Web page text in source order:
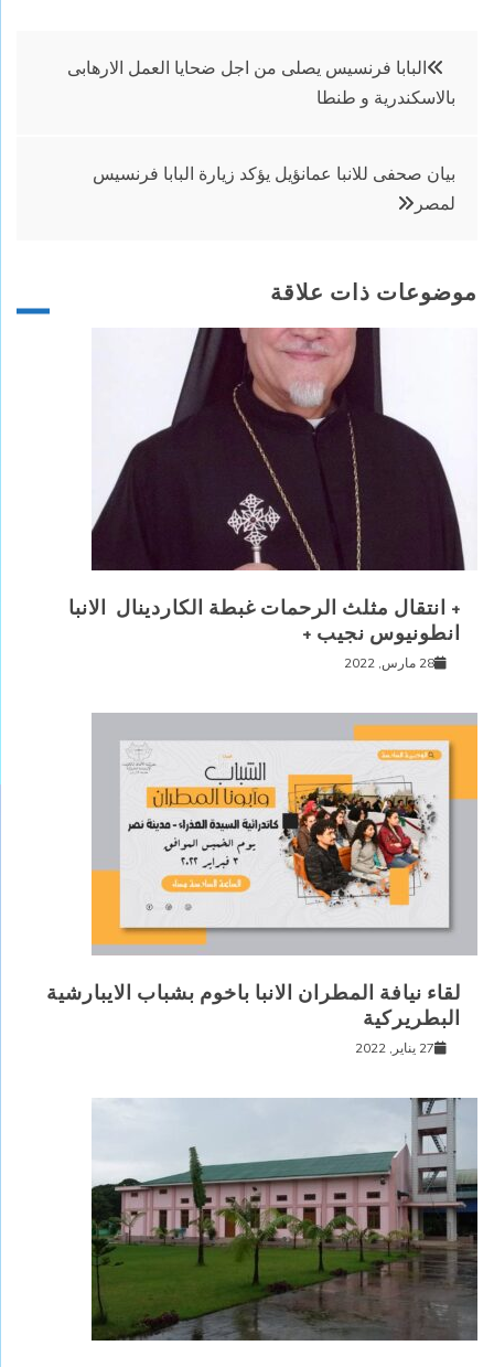
تصفّح
المقالات
البابا فرنسيس يصلى من اجل ضحايا العمل الارهابى
بالاسكندرية و طنطا
بيان صحفى للانبا عمانؤيل يؤكد زيارة البابا فرنسيس
لمصر
موضوعات ذات علاقة
+ انتقال مثلث الرحمات غبطة الكاردينال الانبا
انطونيوس نجيب +
28 مارس, 2022
لقاء نيافة المطران الانبا باخوم بشباب الايبارشية
البطريركية
27 يناير, 2022